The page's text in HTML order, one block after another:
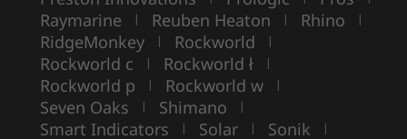
Raymarine | Reuben Heaton | Rhino |
RidgeMonkey | Rockworld |
Rockworld c | Rockworld ł |
Rockworld p | Rockworld w |
Seven Oaks | Shimano |
Smart Indicators | Solar | Sonik |